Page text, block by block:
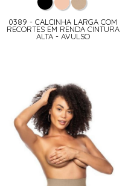
0389 - CALCINHA LARGA COM
RECORTES EM RENDA CINTURA
ALTA - AVULSO